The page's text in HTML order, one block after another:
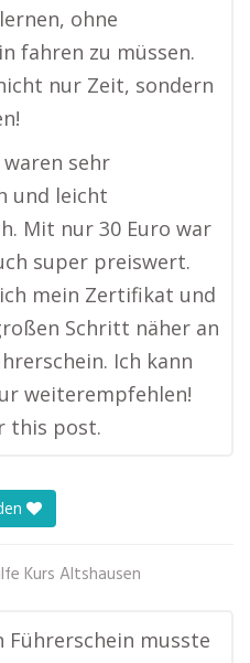
ohne
fahren zu müssen.
nur Zeit, sondern
sehr
und leicht
Mit nur 30 Euro war
super preiswert.
mein Zertifikat und
Schritt näher an
Ich kann
weiterempfehlen!
this post.
Kurs Altshausen
Führerschein musste